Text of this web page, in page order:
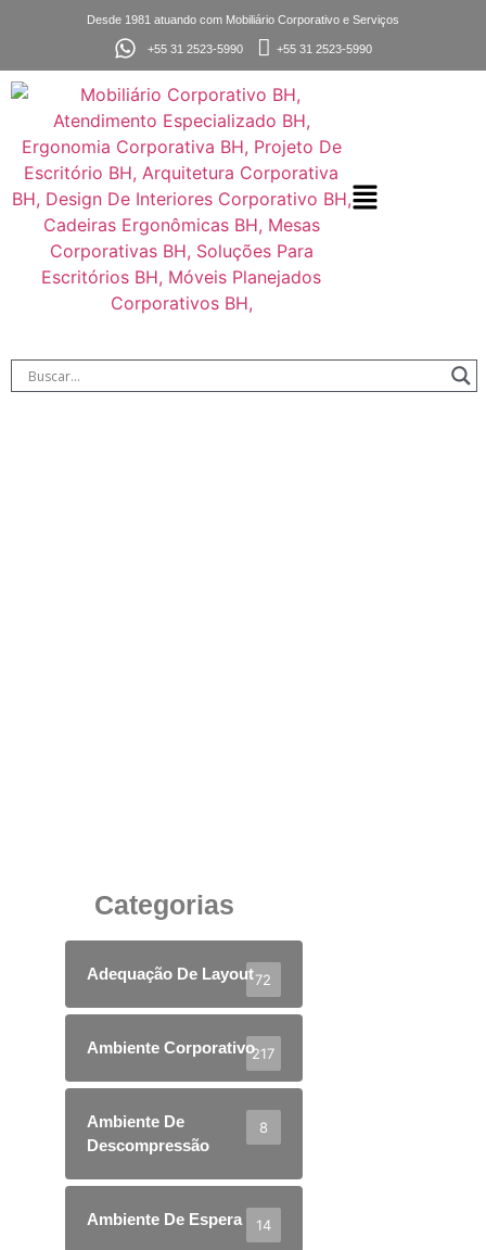
Desde 1981 atuando com Mobiliário Corporativo e Serviços
+55 31 2523-5990 +55 31 2523-5990
Categorias
Adequação De Layout72
Ambiente Corporativo217
Ambiente De
Descompressão
8
Ambiente De Espera 14